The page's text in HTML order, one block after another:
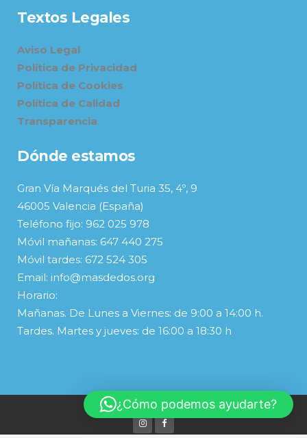
Textos Legales
Aviso Legal
Política de Privacidad
Política de Cookies
Política de Calidad
Transparencia
Dónde estamos
Gran Vía Marqués del Turia 35, 4º, 9
46005 Valencia (España)
Teléfono fijo: 962 025 978
Móvil mañanas: 647 440 275
Móvil tardes: 672 524 305
Email: info@masdedos.org
Horario:
Mañanas. De Lunes a Viernes: de 9:00 a 14:00 h.
Tardes. Martes y jueves: de 16:00 a 18:30 h
© Copyright
¿Cómo podemos ayudarte?